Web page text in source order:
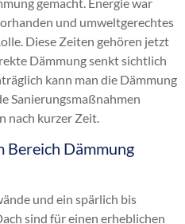
besonders
Die Baustruktur in der
einer ansprechenden
konnte sich bis zum
Charakter
mangelt es an nichts: Die
Kiel sorgt für eine gute
Leistungen!
eine
Thema für den
Unternehmung
über nachweisbare
ist z.B. eine
Fachbetrieb aus. Von
Tarp,
Husum Büsum,
Büdelsdorf Fockbek
Henstedt
,
Eutin,
Hamburg,
,Innendämmung
Quickborn
und umweltgerechtes
Diese Zeiten gehören jetzt
Dämmung senkt sichtlich
kann man die Dämmung
Sanierungsmaßnahmen
nach kurzer Zeit.
Bereich Dämmung
und ein spärlich bis
sind für einen erheblichen